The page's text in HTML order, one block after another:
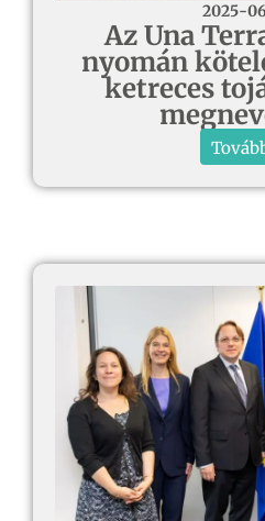
2025-
Az Una
nyomán
ketreces